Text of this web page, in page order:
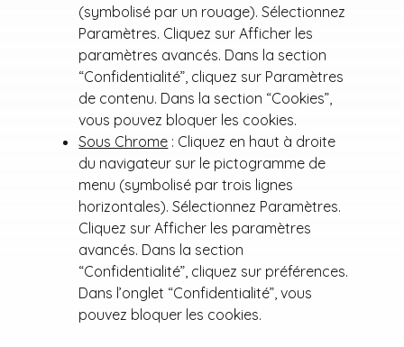
(symbolisé par un rouage). Sélectionnez
Paramètres. Cliquez sur Afficher les
paramètres avancés. Dans la section
“Confidentialité”, cliquez sur Paramètres
de contenu. Dans la section “Cookies”,
vous pouvez bloquer les cookies.
Sous Chrome : Cliquez en haut à droite
du navigateur sur le pictogramme de
menu (symbolisé par trois lignes
horizontales). Sélectionnez Paramètres.
Cliquez sur Afficher les paramètres
avancés. Dans la section
“Confidentialité”, cliquez sur préférences.
Dans l’onglet “Confidentialité”, vous
pouvez bloquer les cookies.